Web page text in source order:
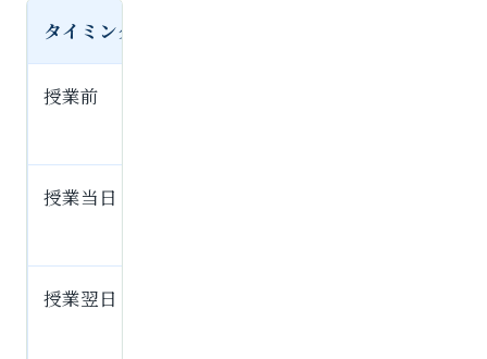
タイミング
授業前
授業当日
授業翌日